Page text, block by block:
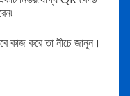
কাজ করে তা নীচে জানুন।